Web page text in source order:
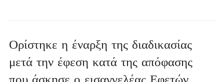
Ορίστηκε η έναρξη της διαδικασίας
μετά την έφεση κατά της απόφασης